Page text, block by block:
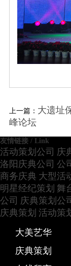
上一篇： 大遗址
峰论坛
友情链接 / Link
活动策划公司 庆
洛阳庆典公司 公
商务庆典 大型活
明星经纪策划 舞
公司 庆典策划公
庆典策划 活动策
大美艺华
庆典策划